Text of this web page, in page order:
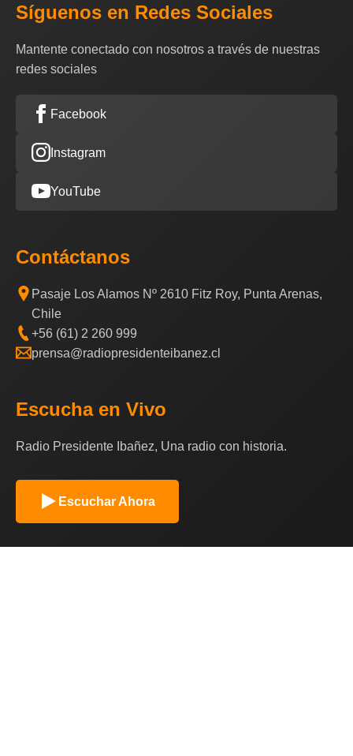
Síguenos en Redes Sociales
Mantente conectado con nosotros a través de nuestras
redes sociales
Facebook
Instagram
YouTube
Contáctanos
Pasaje Los Alamos Nº 2610 Fitz Roy, Punta Arenas,
Chile
+56 (61) 2 260 999
prensa@radiopresidenteibanez.cl
Escucha en Vivo
Radio Presidente Ibañez, Una radio con historia.
Escuchar Ahora